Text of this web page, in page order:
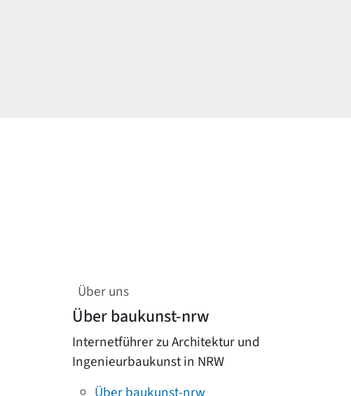
Über uns
Über baukunst-nrw
Internetführer zu Architektur und
Ingenieurbaukunst in NRW